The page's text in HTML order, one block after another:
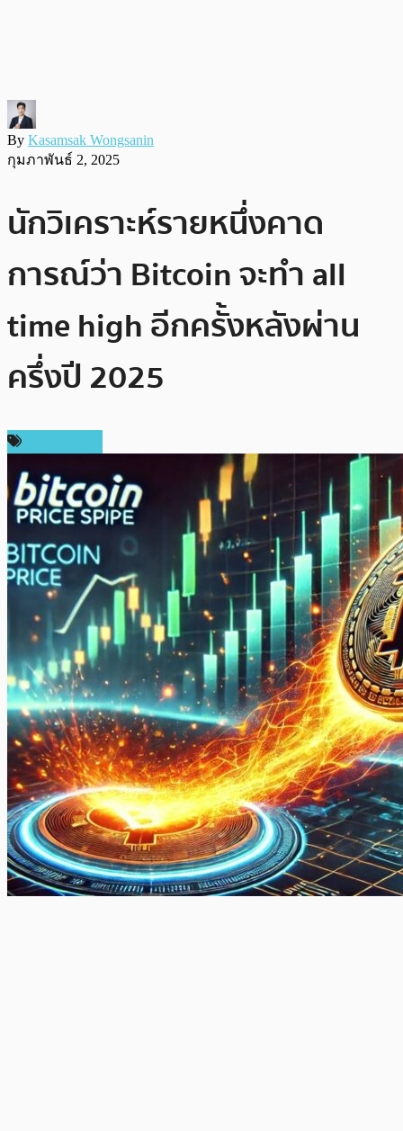
By Kasamsak Wongsanin
กุมภาพันธ์ 2, 2025
นักวิเคราะห์รายหนึ่งคาด
การณ์ว่า Bitcoin จะทำ all
time high อีกครั้งหลังผ่าน
ครึ่งปี 2025